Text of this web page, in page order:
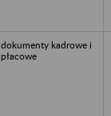
dokumenty kadrowe i
płacowe